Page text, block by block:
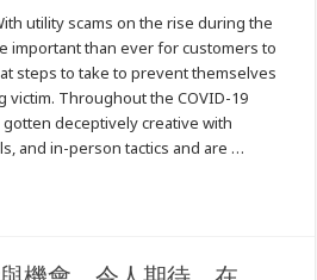
Billing
and
Payment
Scams
on
the
Rise
During
the
Pandemic,
Protect
utility scams on the rise during the
important than ever for customers to
steps to take to prevent themselves
Throughout the COVID-19
deceptively creative with
and in-person tactics and are …